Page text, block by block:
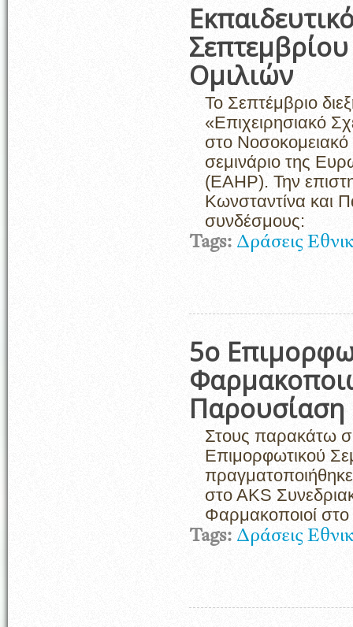
Ομιλιών
Το Σεπτέμβριο
«Επιχειρησιακό
στο Νοσοκομειακό
σεμινάριο της
(ΕΑΗΡ). Την
Κωνσταντίνα και
συνδέσμους:
Tags: Δράσεις
5ο
Παρουσίαση
Στους παρακάτω
Επιμορφωτικού
στο ΑΚS
Φαρμακοποιοί στο
Tags: Δράσεις